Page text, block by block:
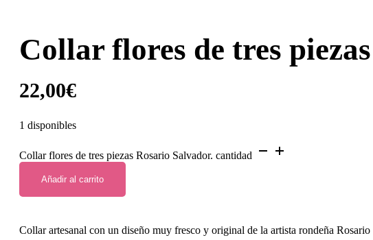
Collar flores de tres
22,00€
1 disponibles
Collar flores de tres piezas Rosario Salvador. cantidad
Añadir al carrito
Collar artesanal con un diseño muy fresco y original de la artista rondeña Rosario